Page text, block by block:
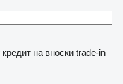
кредит на вноски trade-in